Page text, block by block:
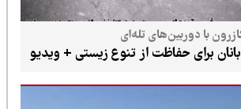
دوربین‌های تله‌ای
حفاظت از تنوع زیستی + ویدیو